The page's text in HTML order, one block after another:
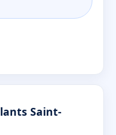
Saint-